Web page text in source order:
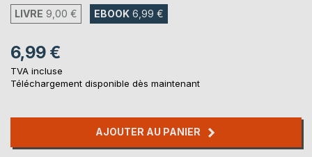
LIVRE 9,00 € EBOOK 6,99 €
6,99 €
TVA incluse
Téléchargement disponible dès maintenant
AJOUTER AU PANIER